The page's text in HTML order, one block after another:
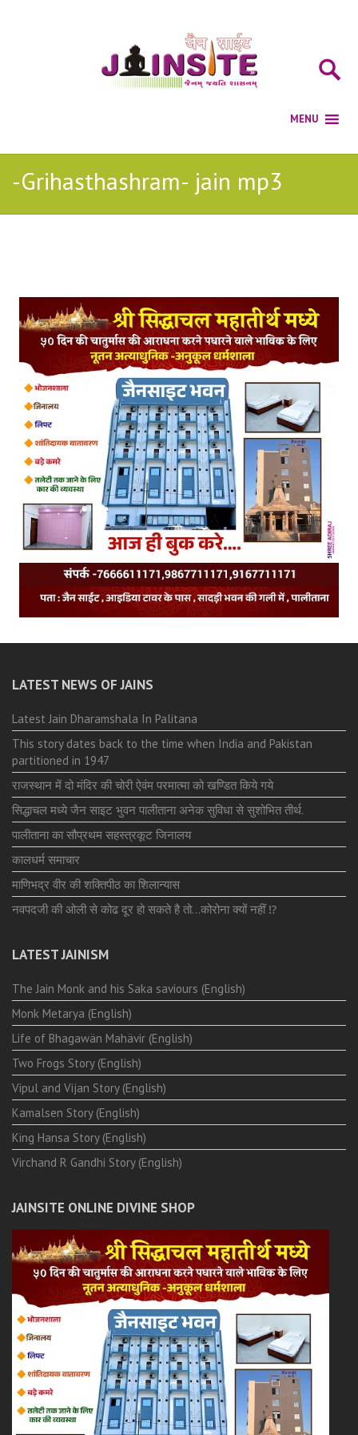
-Grihasthashram- jain mp3
LATEST NEWS OF JAINS
Latest Jain Dharamshala In Palitana
This story dates back to the time when India and Pakistan
partitioned in 1947
राजस्थान में दो मंदिर की चोरी ऐवंम परमात्मा को खण्डित किये गये
सिद्धाचल मध्ये जैन साइट भुवन पालीताना अनेक सुविधा से सुशोभित तीर्थ.
पालीताना का सौप्रथम सहस्त्रकूट जिनालय
कालधर्म समाचार
माणिभद्र वीर की शक्तिपीठ का शिलान्यास
नवपदजी की ओली से कोढ दूर हो सकते है तो…कोरोना क्यों नहीं ⁉️
LATEST JAINISM
The Jain Monk and his Saka saviours (English)
Monk Metarya (English)
Life of Bhagawän Mahävir (English)
Two Frogs Story (English)
Vipul and Vijan Story (English)
Kamalsen Story (English)
King Hansa Story (English)
Virchand R Gandhi Story (English)
JAINSITE ONLINE DIVINE SHOP